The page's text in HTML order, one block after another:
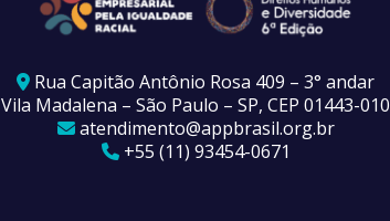
Rua Capitão Antônio Rosa 409 – 3° andar
Vila Madalena – São Paulo – SP, CEP 01443-010
atendimento@appbrasil.org.br
+55 (11) 93454-0671